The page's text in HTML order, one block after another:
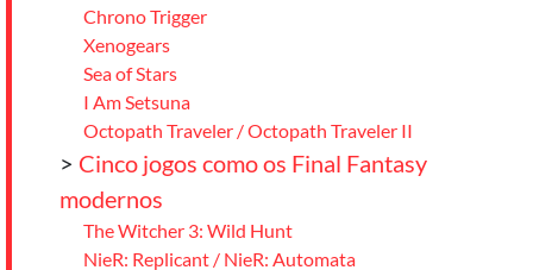
Chrono Trigger
Xenogears
Sea of Stars
I Am Setsuna
Octopath Traveler / Octopath Traveler II
> Cinco jogos como os Final Fantasy
modernos
The Witcher 3: Wild Hunt
NieR: Replicant / NieR: Automata